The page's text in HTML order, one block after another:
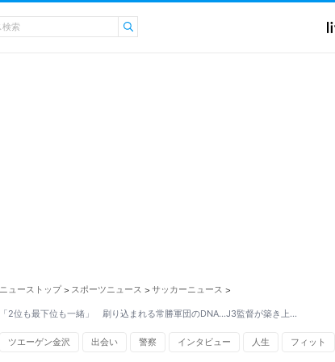
ニューストップ > スポーツニュース > サッカーニュース >
「2位も最下位も一緒」 刷り込まれる常勝軍団のDNA…J3監督が築き上…
ツエーゲン金沢 出会い 警察 インタビュー 人生 フィット